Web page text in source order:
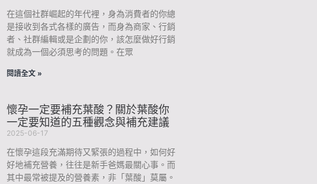
在這個社群崛起的年代裡，身為消費者的你總
是接收到各式各樣的廣告，而身為商家、行銷
者、社群編輯或是企劃的你，該怎麼做好行銷
就成為一個必須思考的問題。在眾
閱讀全文 »
懷孕一定要補充葉酸？關於葉酸你
一定要知道的五種觀念與補充建議
2025-06-17
在懷孕這段充滿期待又緊張的過程中，如何好
好地補充營養，往往是新手爸媽最關心事。而
其中最常被提及的營養素，非「葉酸」莫屬。